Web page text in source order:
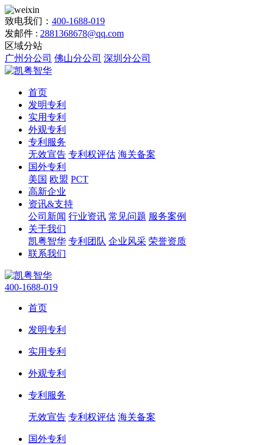
致电我们： 400-1688-019
发邮件 : 2881368678@qq.com
区域分站
广州分公司 佛山分公司 深圳分公司
首页
发明专利
实用专利
外观专利
专利服务
无效宣告 专利权评估 海关备案
国外专利
美国 欧盟 PCT
高新企业
资讯&支持
公司新闻 行业资讯 常见问题 服务案例
关于我们
凯粤智华 专利团队 企业风采 荣誉资质
联系我们
400-1688-019
首页
发明专利
实用专利
外观专利
专利服务
无效宣告 专利权评估 海关备案
国外专利